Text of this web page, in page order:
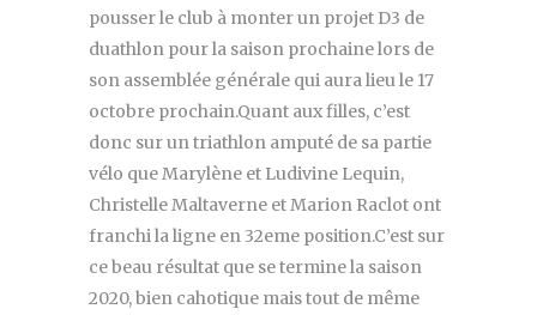
pousser le club à monter un projet D3 de
duathlon pour la saison prochaine lors de
son assemblée générale qui aura lieu le 17
octobre prochain.Quant aux filles, c’est
donc sur un triathlon amputé de sa partie
vélo que Marylène et Ludivine Lequin,
Christelle Maltaverne et Marion Raclot ont
franchi la ligne en 32eme position.C’est sur
ce beau résultat que se termine la saison
2020, bien cahotique mais tout de même